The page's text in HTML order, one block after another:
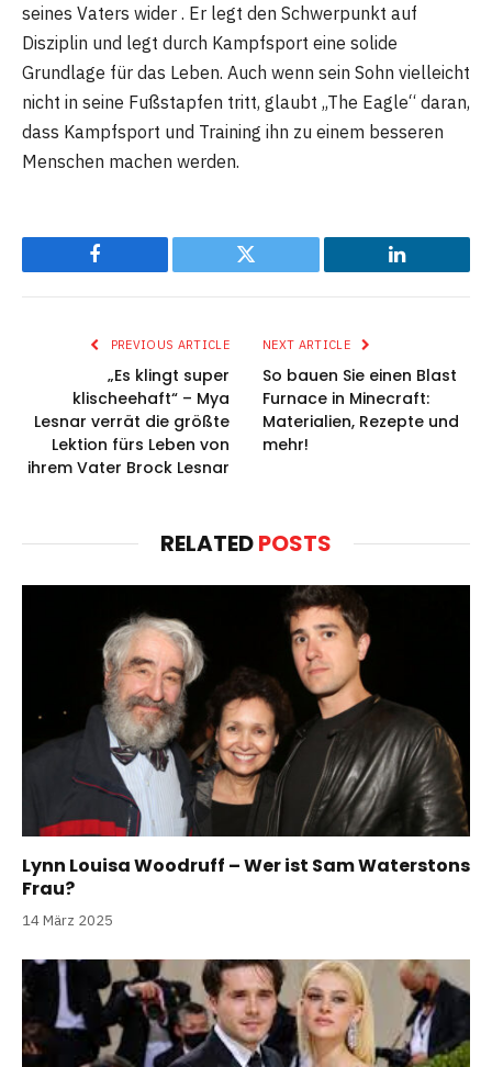
seines Vaters wider . Er legt den Schwerpunkt auf
Disziplin und legt durch Kampfsport eine solide
Grundlage für das Leben. Auch wenn sein Sohn vielleicht
nicht in seine Fußstapfen tritt, glaubt „The Eagle“ daran,
dass Kampfsport und Training ihn zu einem besseren
Menschen machen werden.
Facebook Twitter LinkedIn
PREVIOUS ARTICLE
„Es klingt super
klischeehaft“ – Mya
Lesnar verrät die größte
Lektion fürs Leben von
ihrem Vater Brock Lesnar
NEXT ARTICLE
So bauen Sie einen Blast
Furnace in Minecraft:
Materialien, Rezepte und
mehr!
RELATEDPOSTS
Lynn Louisa Woodruff – Wer ist Sam Waterstons
Frau?
14 März 2025